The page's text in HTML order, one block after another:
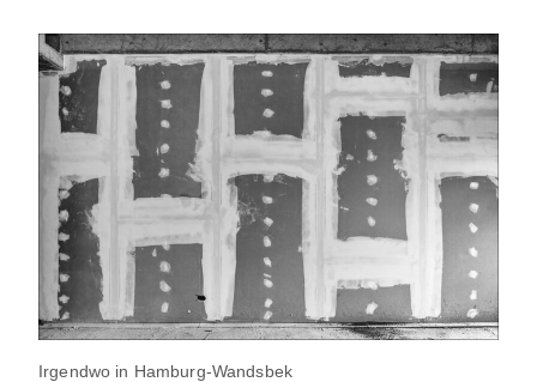
Irgendwo in Hamburg-Wandsbek